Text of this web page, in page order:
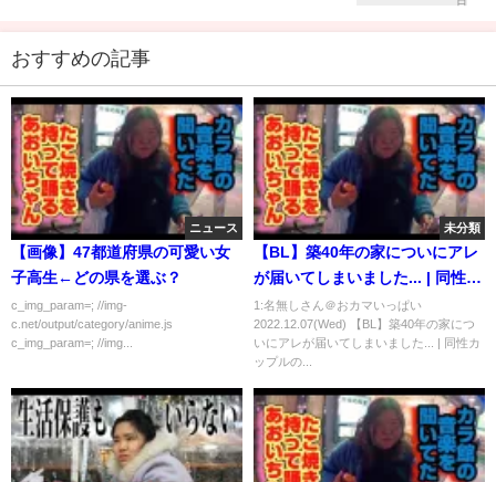
おすすめの記事
ニュース
【画像】47都道府県の可愛い女
子高生←どの県を選ぶ？
c_img_param=; //img-
c.net/output/category/anime.js
c_img_param=; //img...
未分類
【BL】築40年の家についにアレ
が届いてしまいました... | 同性カ
ップルの日常 | ゲイカップル
1:名無しさん＠おカマいっぱい
2022.12.07(Wed) 【BL】築40年の家につ
いにアレが届いてしまいました... | 同性カ
ップルの...